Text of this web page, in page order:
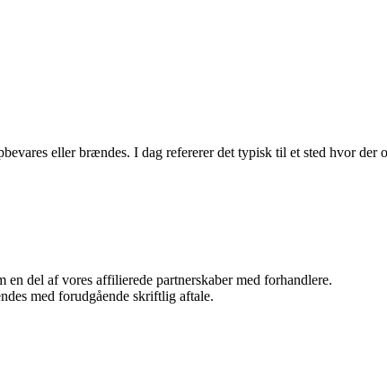
eller brændes. I dag refererer det typisk til et sted hvor der
del af vores affilierede partnerskaber med forhandlere.
med forudgående skriftlig aftale.